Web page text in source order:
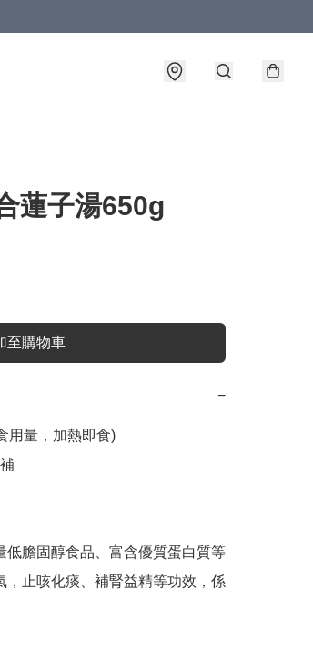
蓮子湯650g
至購物車
−
用量，加熱即食)
低膽固醇食品、富含優質蛋白質等
，止咳化痰、補腎益精等功效，係